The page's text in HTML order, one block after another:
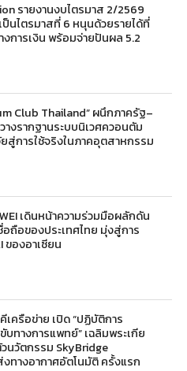
รายงานงบไตรมาส 2/2569
ป็นไตรมาสที่ 6 หนุนด้วยรายได้ที่
งการเงิน พร้อมจ่ายปันผล 5.2
Club Thailand” ผนึกภาครัฐ–
างรากฐานระบบนิเวศควอนตัม
สู่การใช้จริงในภาคอุตสาหกรรม
เดินหน้าความร่วมมือผลักดัน
อถือของประเทศไทย มุ่งสู่การ
ของอาเซียน
เครือข่าย เปิด “ปฏิบัติการ
บทางการแพทย์” เฉลิมพระเกีย
นวัตกรรม SkyBridge
ทางอากาศอัตโนมัติ ครั้งแรก